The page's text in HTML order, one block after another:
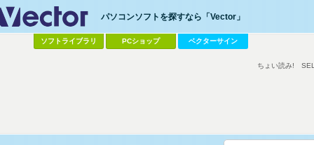
パソコンソフトを探すなら「Vector」
ソフトライブラリ PCショップ ベクターサイン
ちょい読み!